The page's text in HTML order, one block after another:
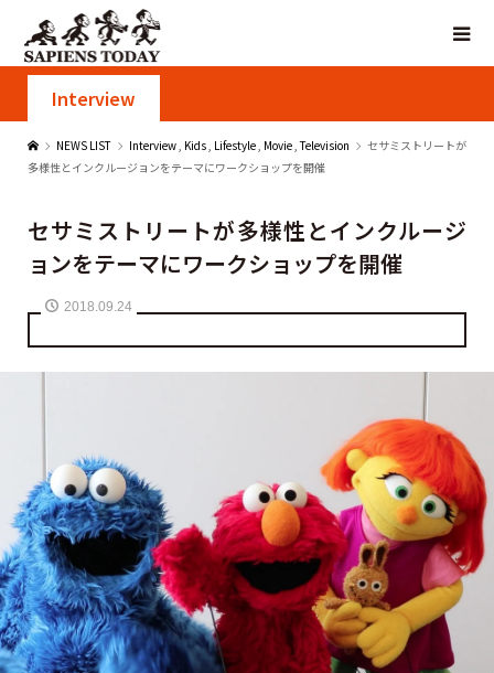
Interview
NEWS LIST Interview, Kids, Lifestyle, Movie,Television
セサミストリートが
多様性とインクルージョンをテーマにワークショップを開催
セサミストリートが多様性とインクルージ
ョンをテーマにワークショップを開催
2018.09.24